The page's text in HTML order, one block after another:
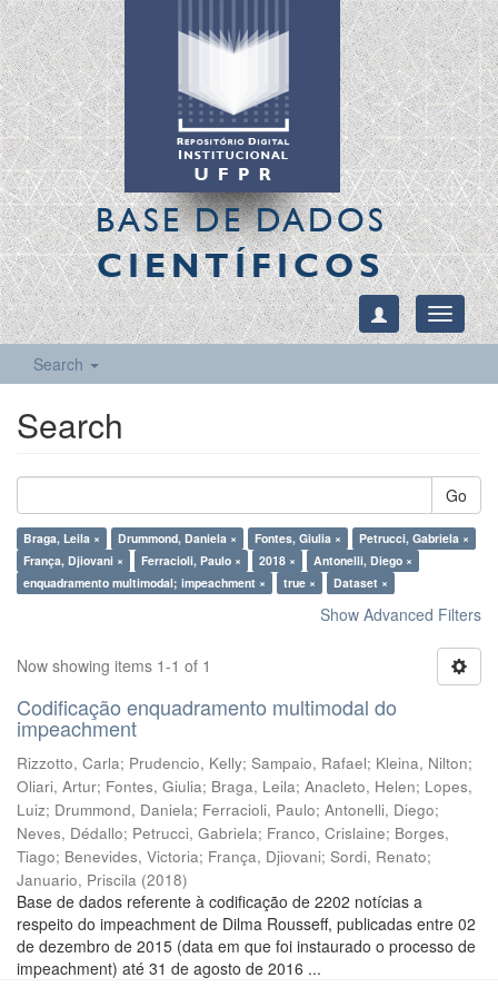
BASE DE DADOS
CIENTÍFICOS
Toggle
Search
Search
Go
Braga, Leila × Drummond, Daniela × Fontes, Giulia ×
Petrucci, Gabriela ×
França, Djiovani ×
Ferracioli, Paulo × 2018 ×
Antonelli, Diego ×
enquadramento multimodal; impeachment ×
true × Dataset ×
Show Advanced Filters
Now showing items 1-1 of 1
Codificação enquadramento multimodal do
impeachment
Rizzotto, Carla; Prudencio, Kelly; Sampaio, Rafael; Kleina, Nilton;
Oliari, Artur; Fontes, Giulia; Braga, Leila; Anacleto, Helen; Lopes,
Luiz; Drummond, Daniela; Ferracioli, Paulo; Antonelli, Diego;
Neves, Dédallo; Petrucci, Gabriela; Franco, Crislaine; Borges,
Tiago; Benevides, Victoria; França, Djiovani; Sordi, Renato;
Januario, Priscila (2018)
Base de dados referente à codificação de 2202 notícias a
respeito do impeachment de Dilma Rousseff, publicadas entre 02
de dezembro de 2015 (data em que foi instaurado o processo de
impeachment) até 31 de agosto de 2016 ...